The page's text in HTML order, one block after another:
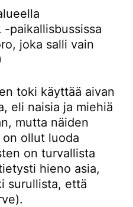
-paikallisbussissa
joka salli vain
toki käyttää aivan
eli naisia ja miehiä
mutta näiden
ollut luoda
on turvallista
hieno asia,
surullista, että